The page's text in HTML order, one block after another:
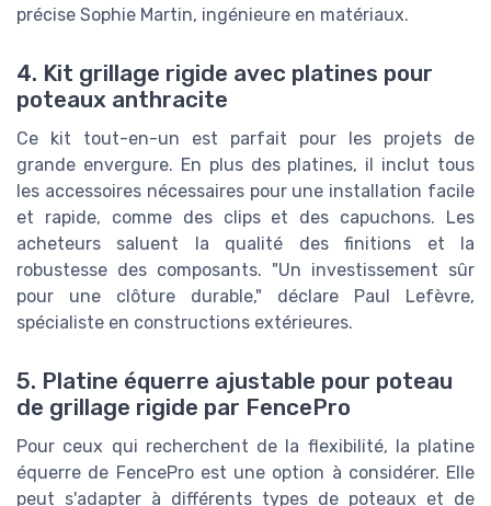
précise Sophie Martin, ingénieure en matériaux.
4. Kit grillage rigide avec platines pour
poteaux anthracite
Ce kit tout-en-un est parfait pour les projets de
grande envergure. En plus des platines, il inclut tous
les accessoires nécessaires pour une installation facile
et rapide, comme des clips et des capuchons. Les
acheteurs saluent la qualité des finitions et la
robustesse des composants. "Un investissement sûr
pour une clôture durable," déclare Paul Lefèvre,
spécialiste en constructions extérieures.
5. Platine équerre ajustable pour poteau
de grillage rigide par FencePro
Pour ceux qui recherchent de la flexibilité, la platine
équerre de FencePro est une option à considérer. Elle
peut s'adapter à différents types de poteaux et de